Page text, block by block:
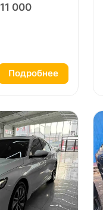
11 000
Подробнее